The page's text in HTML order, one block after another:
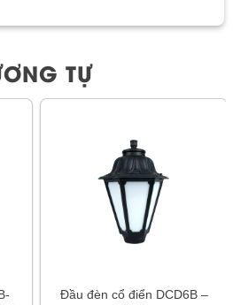
TỰ
Đầu đèn cổ điển DCD6B –